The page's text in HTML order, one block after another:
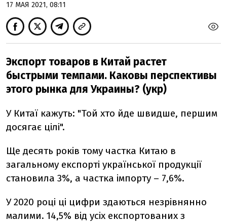
17 МАЯ 2021, 08:11
Экспорт товаров в Китай растет
быстрыми темпами. Каковы перспективы
этого рынка для Украины? (укр)
У Китаї кажуть: "Той хто йде швидше, першим
досягає цілі".
Ще десять років тому частка Китаю в
загальному експорті української продукції
становила 3%, а частка імпорту – 7,6%.
У 2020 році ці цифри здаються незрівнянно
малими. 14,5% від усіх експортованих з